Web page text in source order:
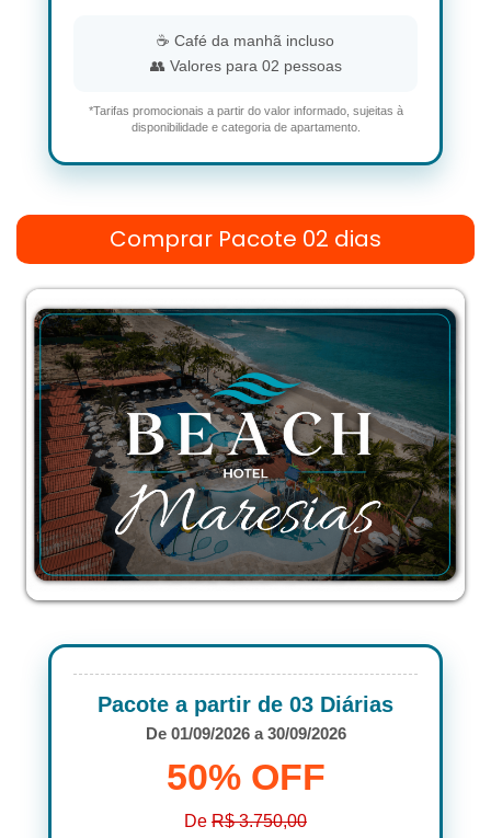
☕ Café da manhã incluso
👥 Valores para 02 pessoas
*Tarifas promocionais a partir do valor informado, sujeitas à
disponibilidade e categoria de apartamento.
Comprar Pacote 02 dias
Pacote a partir de 03 Diárias
De 01/09/2026 a 30/09/2026
50% OFF
De R$ 3.750,00